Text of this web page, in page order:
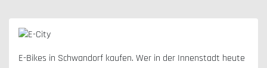
E-Bikes in Schwandorf kaufen. Wer in der Innenstadt heute